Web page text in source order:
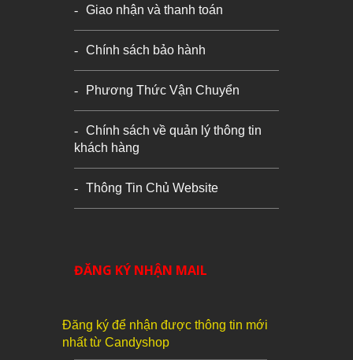
Giao nhận và thanh toán
Chính sách bảo hành
Phương Thức Vận Chuyển
Chính sách về quản lý thông tin
khách hàng
Thông Tin Chủ Website
ĐĂNG KÝ NHẬN MAIL
Đăng ký để nhận được thông tin mới
nhất từ Candyshop